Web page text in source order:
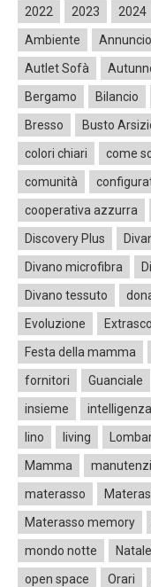
2022 2023 2024
Ambiente
Autlet Sofà
Bergamo
Bilancio
Bresso
Busto
colori chiari
come
comunità
cooperativa azzurra
Discovery Plus
Divano microfibra
Divano tessuto
Evoluzione
Festa della mamma
fornitori
Guanciale
insieme
lino
living
Mamma
materasso
Materasso memory
mondo notte
Natale
open space
Orari